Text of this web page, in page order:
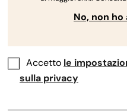
No, non ho
Accetto le
sulla privacy